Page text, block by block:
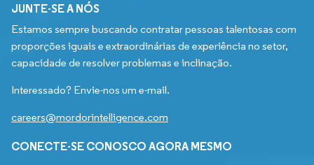
JUNTE-SE A NÓS
Estamos sempre buscando contratar pessoas talentosas com
proporções iguais e extraordinárias de experiência no setor,
capacidade de resolver problemas e inclinação.
Interessado? Envie-nos um e-mail.
careers@mordorintelligence.com
CONECTE-SE CONOSCO AGORA MESMO